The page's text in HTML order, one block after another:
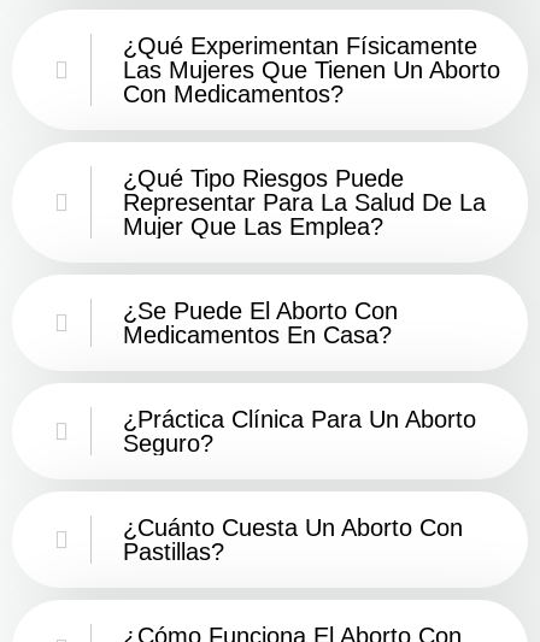
¿Qué Experimentan Físicamente
Las Mujeres Que Tienen Un Aborto
Con Medicamentos?
¿Qué Tipo Riesgos Puede
Representar Para La Salud De La
Mujer Que Las Emplea?
¿Se Puede El Aborto Con
Medicamentos En Casa?
¿Práctica Clínica Para Un Aborto
Seguro?
¿Cuánto Cuesta Un Aborto Con
Pastillas?
¿Cómo Funciona El Aborto Con